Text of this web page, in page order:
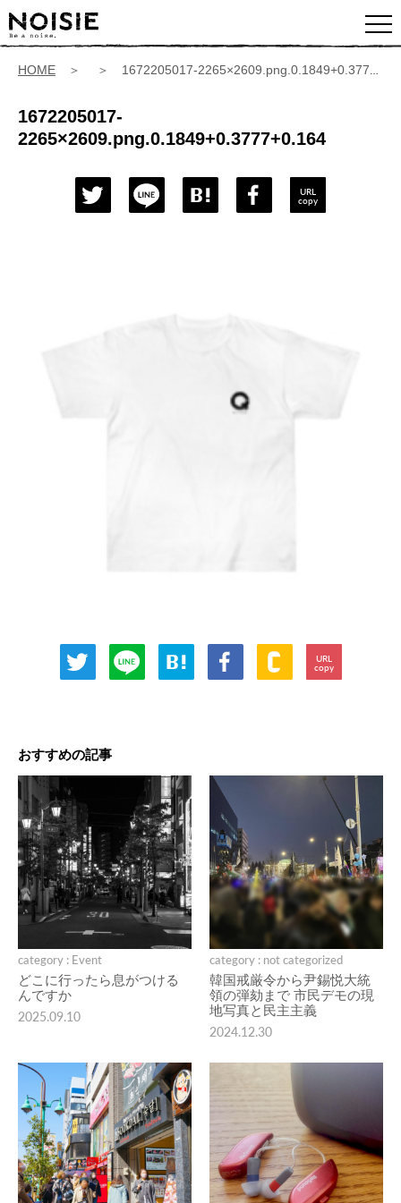
HOME ＞ ＞ 1672205017-2265×2609.png.0.1849+0.3777+0.164
1672205017-
2265×2609.png.0.1849+0.3777+0.164
URL
copy
URL
copy
おすすめの記事
category : Event
どこに行ったら息がつける
んですか
2025.09.10
category : not categorized
韓国戒厳令から尹錫悦大統
領の弾劾まで 市民デモの現
地写真と民主主義
2024.12.30